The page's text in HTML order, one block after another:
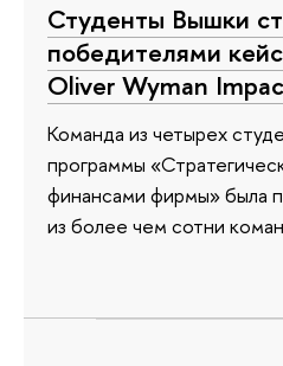
Студенты Вышки
победителями
Oliver Wyman
Команда из четырех
программы
финансами фирмы» была
из более чем сотни